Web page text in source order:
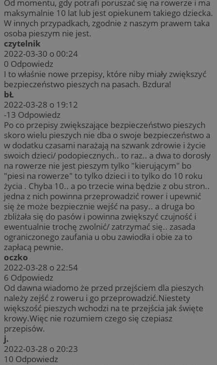
Od momentu, gdy potrafi poruszać się na rowerze i ma
maksymalnie 10 lat lub jest opiekunem takiego dziecka.
W innych przypadkach, zgodnie z naszym prawem taka
osoba pieszym nie jest.
czytelnik
2022-03-30 o 00:24
0 Odpowiedz
I to właśnie nowe przepisy, które niby miały zwiększyć
bezpieczeństwo pieszych na pasach. Bzdura!
bŁ
2022-03-28 o 19:12
-13 Odpowiedz
Po co przepisy zwiększające bezpieczeństwo pieszych
skoro wielu pieszych nie dba o swoje bezpieczeństwo a
w dodatku czasami narażają na szwank zdrowie i życie
swoich dzieci/ podopiecznych.. to raz.. a dwa to dorosły
na rowerze nie jest pieszym tylko "kierującym" bo
"piesi na rowerze" to tylko dzieci i to tylko do 10 roku
życia . Chyba 10.. a po trzecie wina będzie z obu stron..
jedna z nich powinna przeprowadzić rower i upewnić
się że może bezpiecznie wejść na pasy.. a druga bo
zbliżała się do pasów i powinna zwiększyć czujność i
ewentualnie trochę zwolnić/ zatrzymać się.. zasada
ograniczonego zaufania u obu zawiodła i obie za to
zapłacą pewnie.
oczko
2022-03-28 o 22:54
6 Odpowiedz
Od dawna wiadomo że przed przejściem dla pieszych
należy zejść z roweru i go przeprowadzić.Niestety
większość pieszych wchodzi na te przejścia jak święte
krowy.Więc nie rozumiem czego się czepiasz
przepisów.
j.
2022-03-28 o 20:23
10 Odpowiedz